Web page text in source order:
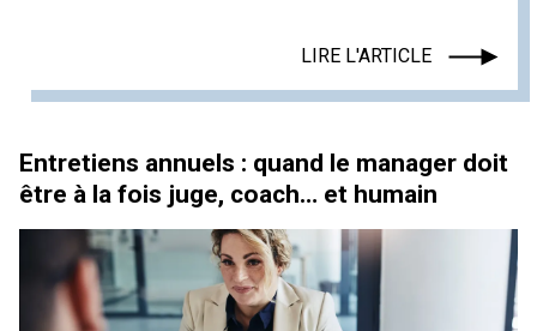
LIRE L'ARTICLE
Entretiens annuels : quand le manager doit
être à la fois juge, coach… et humain